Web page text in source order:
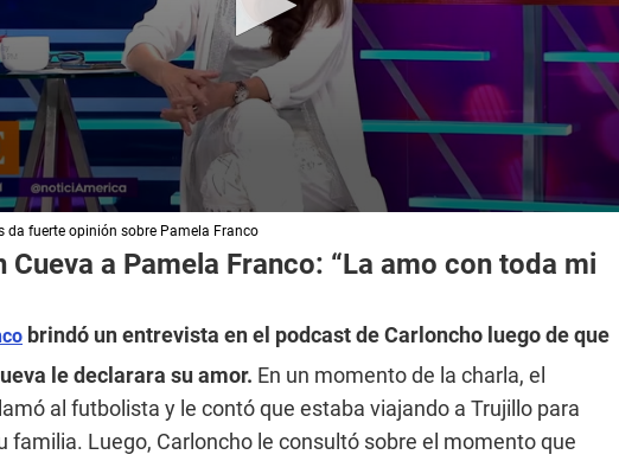
da fuerte opinión sobre Pamela Franco
Cueva a Pamela Franco: “La amo con toda mi
brindó un entrevista en el podcast de Carloncho luego de que
le declarara su amor. En un momento de la charla, el
al futbolista y le contó que estaba viajando a Trujillo para
familia. Luego, Carloncho le consultó sobre el momento que